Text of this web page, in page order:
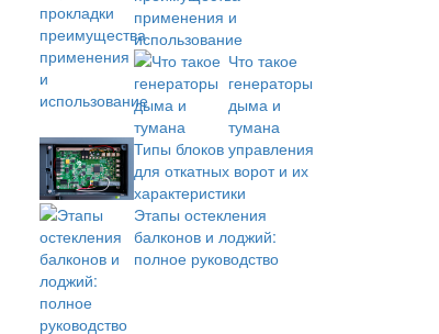
применения и
использование
Что такое
генераторы
дыма и
тумана
Типы блоков управления
для откатных ворот и их
характеристики
Этапы остекления
балконов и лоджий:
полное руководство